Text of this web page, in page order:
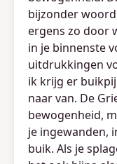
bijzonder
ergens zo door
in je binnenste
uitdrukkingen
ik krijg er
naar van. De
bewogenheid,
je ingewanden,
buik. Als je